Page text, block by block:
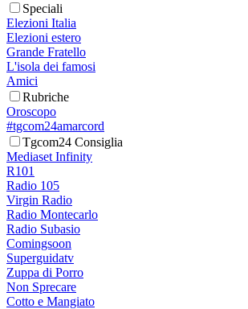
Speciali
Elezioni Italia
Elezioni estero
Grande Fratello
L'isola dei famosi
Amici
Rubriche
Oroscopo
#tgcom24amarcord
Tgcom24 Consiglia
Mediaset Infinity
R101
Radio 105
Virgin Radio
Radio Montecarlo
Radio Subasio
Comingsoon
Superguidatv
Zuppa di Porro
Non Sprecare
Cotto e Mangiato